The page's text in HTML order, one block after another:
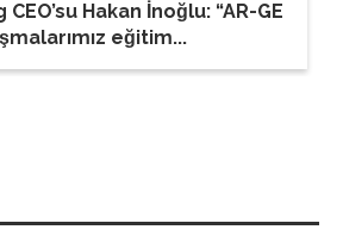
Hakan İnoğlu: “AR-GE
eğitim...